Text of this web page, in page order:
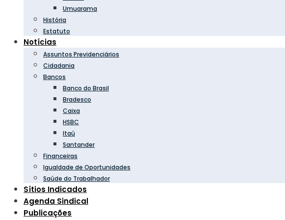
Umuarama
História
Estatuto
Notícias
Assuntos Previdenciários
Cidadania
Bancos
Banco do Brasil
Bradesco
Caixa
HSBC
Itaú
Santander
Financeiras
Igualdade de Oportunidades
Saúde do Trabalhador
Sítios Indicados
Agenda Sindical
Publicações